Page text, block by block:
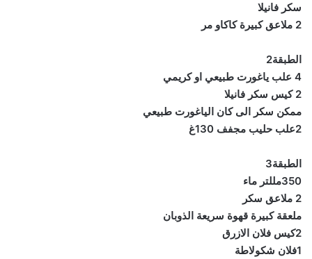
سكر فانيلا
2 ملاعق كبيرة كاكاو مر
الطبقة2
4 علب ياغورت طبيعي او كريمي
2 كيس سكر فانيلا
ممكن سكر الى كان الياغورت طبيعي
2علب حليب مجفف 130غ
الطبقة3
350مللتر ماء
2 ملاعق سكر
ملعقة كبيرة قهوة سريعة الذوبان
2كيس فلان الازرق
1فلان شكولاطة